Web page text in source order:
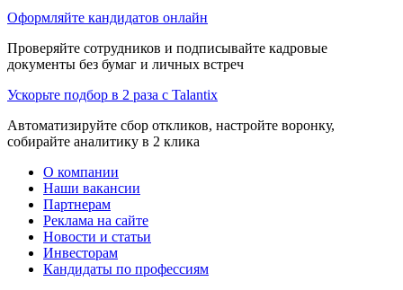
Оформляйте кандидатов онлайн
Проверяйте сотрудников и подписывайте кадровые
документы без бумаг и личных встреч
Ускорьте подбор в 2 раза с Talantix
Автоматизируйте сбор откликов, настройте воронку,
собирайте аналитику в 2 клика
О компании
Наши вакансии
Партнерам
Реклама на сайте
Новости и статьи
Инвесторам
Кандидаты по профессиям